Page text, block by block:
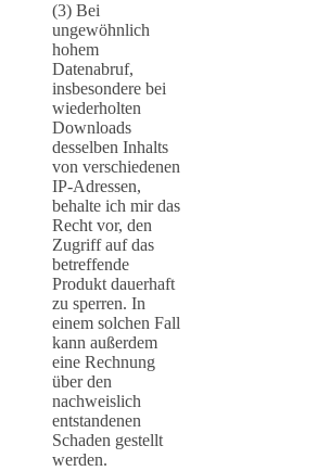
(3) Bei
ungewöhnlich
hohem
Datenabruf,
insbesondere bei
wiederholten
Downloads
desselben Inhalts
von verschiedenen
IP-Adressen,
behalte ich mir das
Recht vor, den
Zugriff auf das
betreffende
Produkt dauerhaft
zu sperren. In
einem solchen Fall
kann außerdem
eine Rechnung
über den
nachweislich
entstandenen
Schaden gestellt
werden.